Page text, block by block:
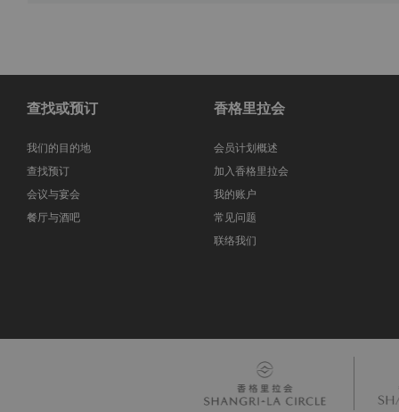
查找或预订
我们的目的地
查找预订
会议与宴会
餐厅与酒吧
香格里拉会
会员计划概述
加入香格里拉会
我的账户
常见问题
联络我们